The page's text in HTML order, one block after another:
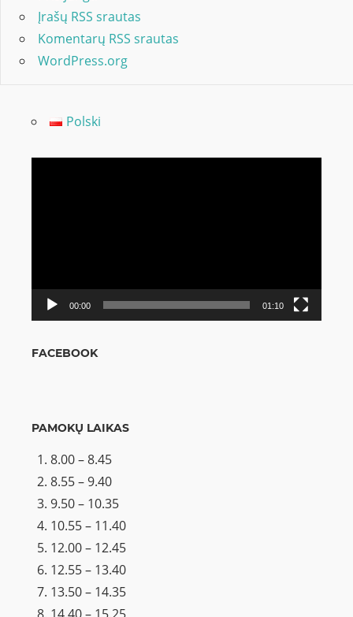
Įrašų RSS srautas
Komentarų RSS srautas
WordPress.org
Polski
00:00 01:10
FACEBOOK
PAMOKŲ LAIKAS
8.00 – 8.45
8.55 – 9.40
9.50 – 10.35
10.55 – 11.40
12.00 – 12.45
12.55 – 13.40
13.50 – 14.35